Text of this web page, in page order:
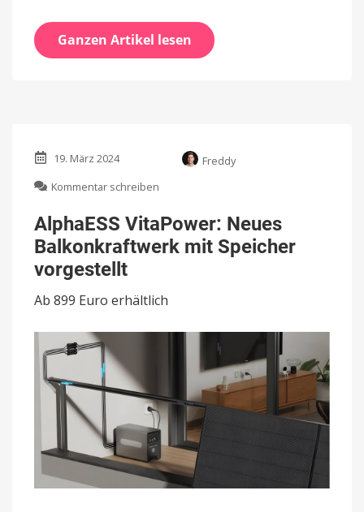
Ganzen Artikel lesen
19. März 2024
Freddy
Kommentar schreiben
VitaPower:
Neues
Balkonkraftwerk
vorgestellt
AlphaESS VitaPower: Neues
Balkonkraftwerk mit Speicher
vorgestellt
Ab 899 Euro erhältlich